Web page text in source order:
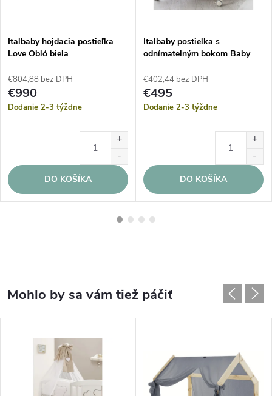
Italbaby hojdacia postieľka
Love Obló biela
€804,88 bez DPH
€990
Dodanie 2-3 týždne
DO KOŠÍKA
Italbaby postieľka s
odnímateľným bokom Baby
€402,44 bez DPH
€495
Dodanie 2-3 týždne
DO KOŠÍKA